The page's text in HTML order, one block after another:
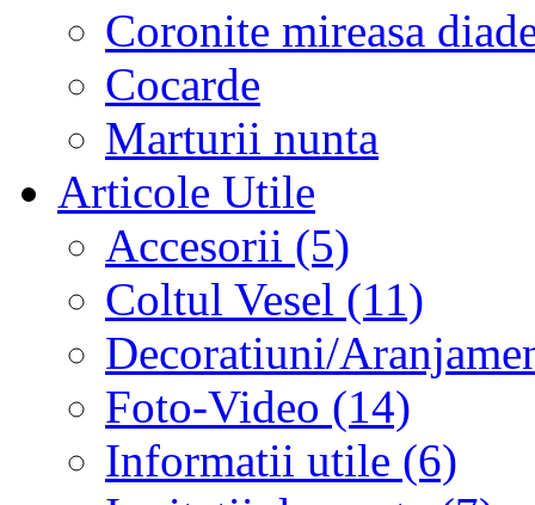
Coronite mireasa
Cocarde
Marturii nunta
Articole Utile
Accesorii (5)
Coltul Vesel (11)
Decoratiuni/
Foto-Video (14)
Informatii utile (6)